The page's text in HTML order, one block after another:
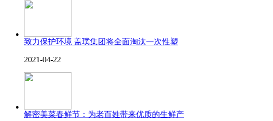
致力保护环境 盖璞集团将全面淘汰一次性塑
2021-04-22
解密美菜春鲜节：为老百姓带来优质的生鲜产